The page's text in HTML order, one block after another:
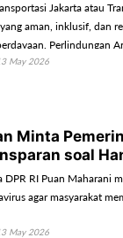
Jakarta atau
aman, inklusif, dan
Perlindungan
May 2026
Minta
soal
DPR RI Puan Maharani
agar masyarakat
May 2026